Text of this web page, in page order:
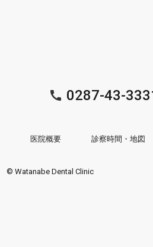
0287-43-
医院概要 診察時間・地図
© Watanabe Dental Clinic